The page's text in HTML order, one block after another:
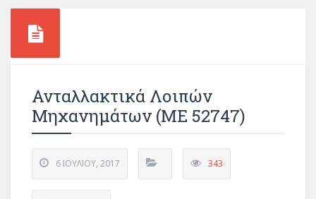
Ανταλλακτικά Λοιπών
Μηχανημάτων (ΜΕ 52747)
6 ΙΟΥΛΊΟΥ, 2017 343